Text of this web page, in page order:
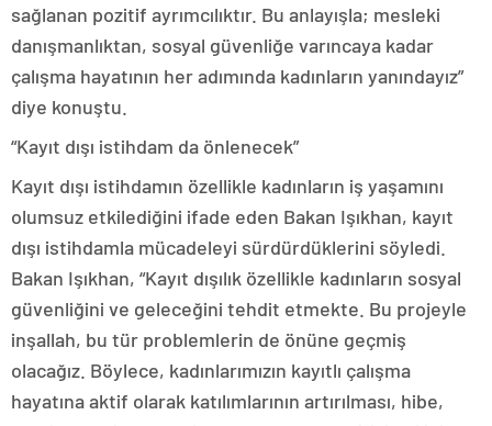
sağlanan pozitif ayrımcılıktır. Bu anlayışla; mesleki
danışmanlıktan, sosyal güvenliğe varıncaya kadar
çalışma hayatının her adımında kadınların yanındayız”
diye konuştu.
“Kayıt dışı istihdam da önlenecek”
Kayıt dışı istihdamın özellikle kadınların iş yaşamını
olumsuz etkilediğini ifade eden Bakan Işıkhan, kayıt
dışı istihdamla mücadeleyi sürdürdüklerini söyledi.
Bakan Işıkhan, “Kayıt dışılık özellikle kadınların sosyal
güvenliğini ve geleceğini tehdit etmekte. Bu projeyle
inşallah, bu tür problemlerin de önüne geçmiş
olacağız. Böylece, kadınlarımızın kayıtlı çalışma
hayatına aktif olarak katılımlarının artırılması, hibe,